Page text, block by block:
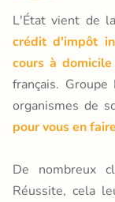
L'État vient de
crédit d'impôt
cours à
français.
organismes de
pour vous en
De nombreux
Réussite, cela